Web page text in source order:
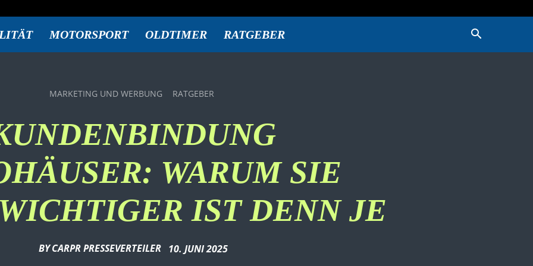
MOTORSPORT OLDTIMER RATGEBER
MARKETING UND WERBUNG RATGEBER
WARUM SIE
IST DENN JE
BYCARPR PRESSEVERTEILER 10. JUNI 2025